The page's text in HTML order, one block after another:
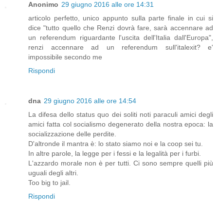
Anonimo 29 giugno 2016 alle ore 14:31
articolo perfetto, unico appunto sulla parte finale in cui si
dice "tutto quello che Renzi dovrà fare, sarà accennare ad
un referendum riguardante l'uscita dell'Italia dall'Europa",
renzi accennare ad un referendum sull'italexit? e'
impossibile secondo me
Rispondi
dna 29 giugno 2016 alle ore 14:54
La difesa dello status quo dei soliti noti paraculi amici degli
amici fatta col socialismo degenerato della nostra epoca: la
socializzazione delle perdite.
D'altronde il mantra è: lo stato siamo noi e la coop sei tu.
In altre parole, la legge per i fessi e la legalità per i furbi.
L'azzardo morale non è per tutti. Ci sono sempre quelli più
uguali degli altri.
Too big to jail.
Rispondi